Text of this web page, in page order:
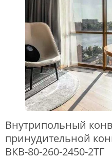
Внутрипольный
принудительной
ВКВ-80-260-2450-2ТГ